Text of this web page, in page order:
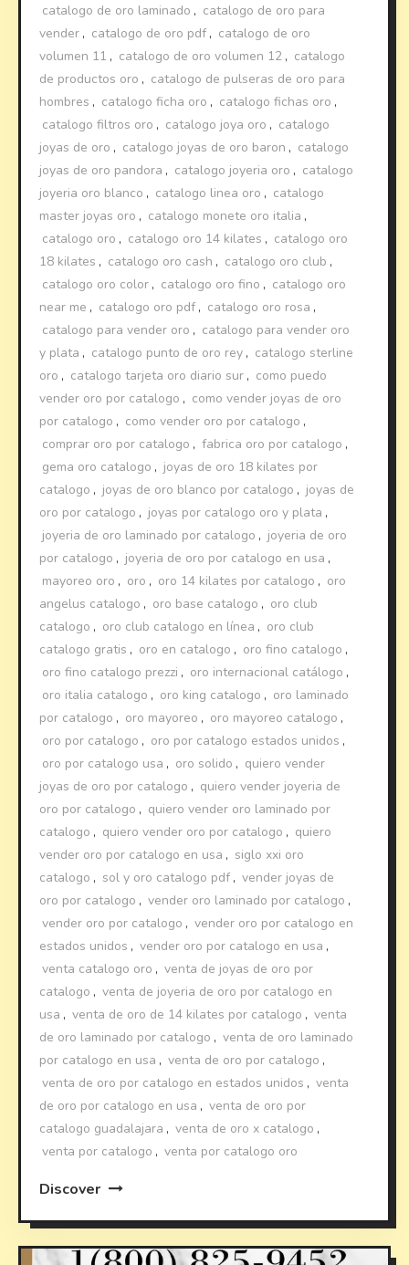
catalogo de oro laminado , catalogo de oro para
vender , catalogo de oro pdf , catalogo de oro
volumen 11 , catalogo de oro volumen 12 , catalogo
de productos oro , catalogo de pulseras de oro para
hombres , catalogo ficha oro , catalogo fichas oro ,
catalogo filtros oro , catalogo joya oro , catalogo
joyas de oro , catalogo joyas de oro baron , catalogo
joyas de oro pandora , catalogo joyeria oro , catalogo
joyeria oro blanco , catalogo linea oro , catalogo
master joyas oro , catalogo monete oro italia ,
catalogo oro , catalogo oro 14 kilates , catalogo oro
18 kilates , catalogo oro cash , catalogo oro club ,
catalogo oro color , catalogo oro fino , catalogo oro
near me , catalogo oro pdf , catalogo oro rosa ,
catalogo para vender oro , catalogo para vender oro
y plata , catalogo punto de oro rey , catalogo sterline
oro , catalogo tarjeta oro diario sur , como puedo
vender oro por catalogo , como vender joyas de oro
por catalogo , como vender oro por catalogo ,
comprar oro por catalogo , fabrica oro por catalogo ,
gema oro catalogo , joyas de oro 18 kilates por
catalogo , joyas de oro blanco por catalogo , joyas de
oro por catalogo , joyas por catalogo oro y plata ,
joyeria de oro laminado por catalogo , joyeria de oro
por catalogo , joyeria de oro por catalogo en usa ,
mayoreo oro , oro , oro 14 kilates por catalogo , oro
angelus catalogo , oro base catalogo , oro club
catalogo , oro club catalogo en línea , oro club
catalogo gratis , oro en catalogo , oro fino catalogo ,
oro fino catalogo prezzi , oro internacional catálogo ,
oro italia catalogo , oro king catalogo , oro laminado
por catalogo , oro mayoreo , oro mayoreo catalogo ,
oro por catalogo , oro por catalogo estados unidos ,
oro por catalogo usa , oro solido , quiero vender
joyas de oro por catalogo , quiero vender joyeria de
oro por catalogo , quiero vender oro laminado por
catalogo , quiero vender oro por catalogo , quiero
vender oro por catalogo en usa , siglo xxi oro
catalogo , sol y oro catalogo pdf , vender joyas de
oro por catalogo , vender oro laminado por catalogo ,
vender oro por catalogo , vender oro por catalogo en
estados unidos , vender oro por catalogo en usa ,
venta catalogo oro , venta de joyas de oro por
catalogo , venta de joyeria de oro por catalogo en
usa , venta de oro de 14 kilates por catalogo , venta
de oro laminado por catalogo , venta de oro laminado
por catalogo en usa , venta de oro por catalogo ,
venta de oro por catalogo en estados unidos , venta
de oro por catalogo en usa , venta de oro por
catalogo guadalajara , venta de oro x catalogo ,
venta por catalogo , venta por catalogo oro
Discover